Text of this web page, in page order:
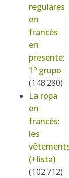
regulares
en
francés
en
presente:
1º grupo
(148.280)
La ropa
en
francés:
les
(+lista)
(102.712)